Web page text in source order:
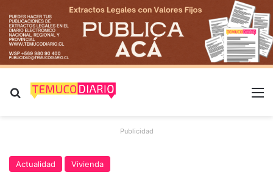
Buscar por
Publicidad
Actualidad Vivienda